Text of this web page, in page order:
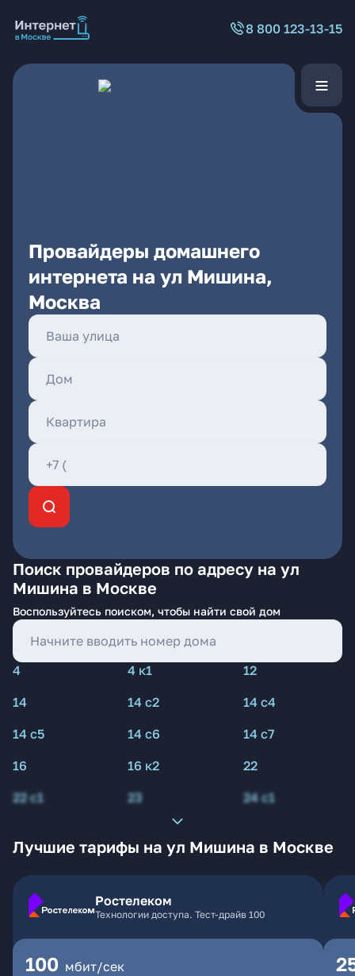
8 800 123-13-15
Провайдеры домашнего
интернета на ул Мишина,
Москва
Поиск провайдеров по адресу на ул
Мишина в Москве
Воспользуйтесь поиском, чтобы найти свой дом
4 4 к1
12
14
14 с2
14 с4
14 с5
14 с6
14 с7
16
16 к2
22
22 с1
23 24 с1
Лучшие тарифы на ул Мишина в Москве
Ростелеком
Технологии доступа. Тест-драйв 100
100 мбит/сек